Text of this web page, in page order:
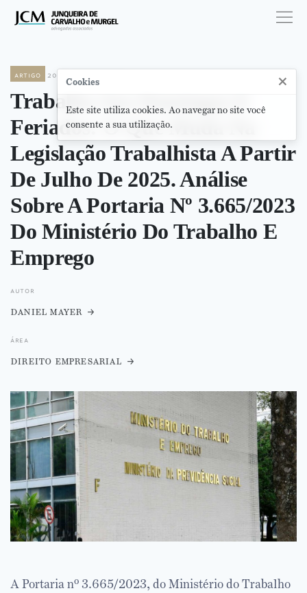
artigo 20 de março de 2025
Trabalho Aos Domingos E
Feriados: O Que Muda Na
Legislação Trabalhista A Partir
De Julho De 2025. Análise
Sobre A Portaria Nº 3.665/2023
Do Ministério Do Trabalho E
Emprego
autor
daniel mayer
área
direito empresarial
A Portaria nº 3.665/2023, do Ministério do Trabalho
Cookies ×
Este site utiliza cookies. Ao navegar no site você
consente a sua utilização.